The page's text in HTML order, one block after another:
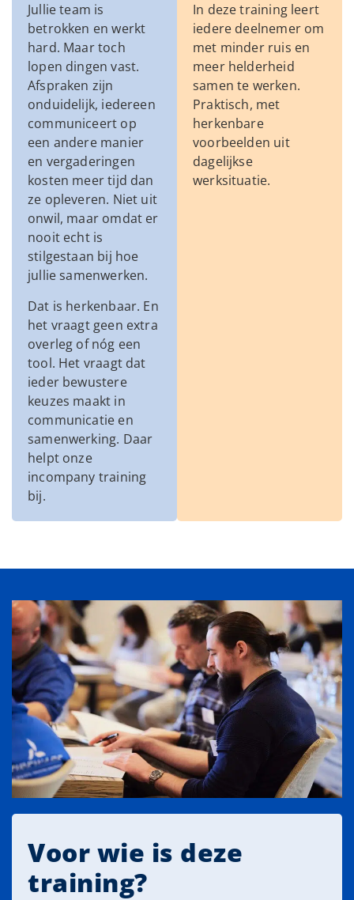
Jullie team is
betrokken en werkt
hard. Maar toch
lopen dingen vast.
Afspraken zijn
onduidelijk, iedereen
communiceert op
een andere manier
en vergaderingen
kosten meer tijd dan
ze opleveren. Niet uit
onwil, maar omdat er
nooit echt is
stilgestaan bij hoe
jullie samenwerken.
Dat is herkenbaar. En
het vraagt geen extra
overleg of nóg een
tool. Het vraagt dat
ieder bewustere
keuzes maakt in
communicatie en
samenwerking. Daar
helpt onze
incompany training
bij.
In deze training leert
iedere deelnemer om
met minder ruis en
meer helderheid
samen te werken.
Praktisch, met
herkenbare
voorbeelden uit
dagelijkse
werksituatie.
Voor wie is deze
training?